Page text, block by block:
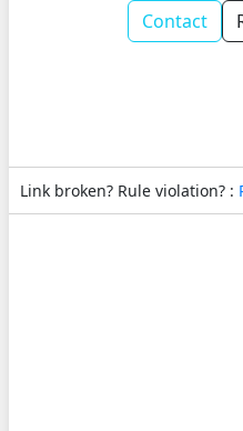
Contact
Link broken? Rule violation? :